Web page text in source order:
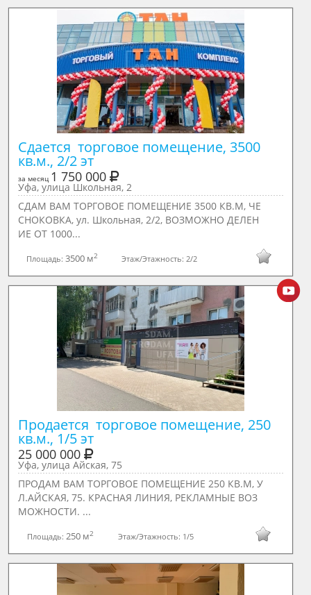
Сдается  торговое помещение, 3500
кв.м., 2/2 эт
за месяц 1 750 000
Уфа, улица Школьная, 2
СДАМ ВАМ ТОРГОВОЕ ПОМЕЩЕНИЕ 3500 КВ.М, ЧЕ
СНОКОВКА, ул. Шкoльнaя, 2/2, ВОЗМОЖНО ДЕЛЕН
ИЕ ОТ 1000...
Площадь: 3500 м2 Этаж/Этажность: 2/2
Продается  торговое помещение, 250
кв.м., 1/5 эт
25 000 000
Уфа, улица Айская, 75
ПРОДАМ ВАМ ТОРГОВОЕ ПОМЕЩЕНИЕ 250 КВ.М, У
Л.АЙСКАЯ, 75. КРАСНАЯ ЛИНИЯ, РЕКЛАМНЫЕ ВОЗ
МОЖНОСТИ. ...
Площадь: 250 м2 Этаж/Этажность: 1/5